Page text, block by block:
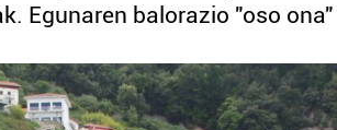
Egunaren balorazio "oso